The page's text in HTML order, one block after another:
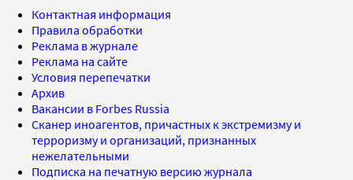
Контактная информация
Правила обработки
Реклама в журнале
Реклама на сайте
Условия перепечатки
Архив
Вакансии в Forbes Russia
Сканер иноагентов, причастных к экстремизму и
терроризму и организаций, признанных
нежелательными
Подписка на печатную версию журнала